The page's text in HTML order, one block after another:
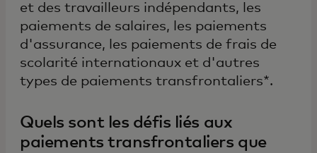
et des travailleurs indépendants, les
paiements de salaires, les paiements
d'assurance, les paiements de frais de
scolarité internationaux et d'autres
types de paiements transfrontaliers*.
Quels sont les défis liés aux
paiements transfrontaliers que